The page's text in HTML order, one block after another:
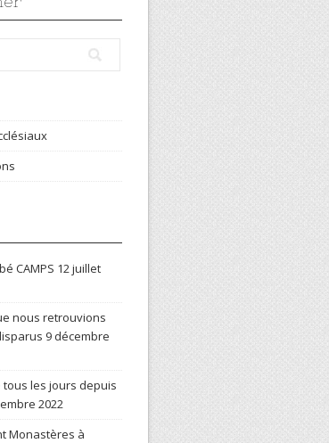
CAMPS 12 juillet
nous retrouvions
9 décembre
tous les jours depuis
2022
Monastères à